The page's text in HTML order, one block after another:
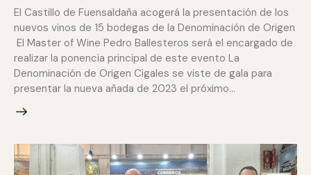
El Castillo de Fuensaldaña acogerá la presentación de los
nuevos vinos de 15 bodegas de la Denominación de Origen
El Master of Wine Pedro Ballesteros será el encargado de
realizar la ponencia principal de este evento La
Denominación de Origen Cigales se viste de gala para
presentar la nueva añada de 2023 el próximo…